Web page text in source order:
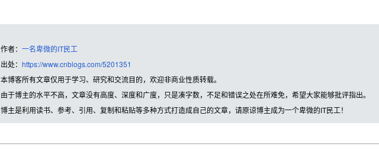
作者： 一名卑微的IT民工
出处： https://www.cnblogs.com/5201351
本博客所有文章仅用于学习、研究和交流目的，欢迎非商业性质转载。
由于博主的水平不高，文章没有高度、深度和广度，只是凑字数，不足和错误之处在所难免，希望大家能够批评指出。
博主是利用读书、参考、引用、复制和粘贴等多种方式打造成自己的文章，请原谅博主成为一个卑微的IT民工！